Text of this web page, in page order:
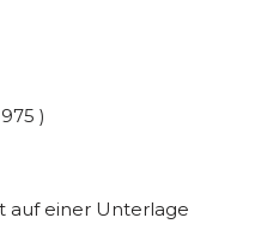
)
auf einer Unterlage